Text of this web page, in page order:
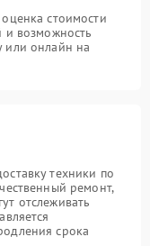
стоимости
и возможность
или онлайн на
техники по
ремонт,
отслеживать
срока